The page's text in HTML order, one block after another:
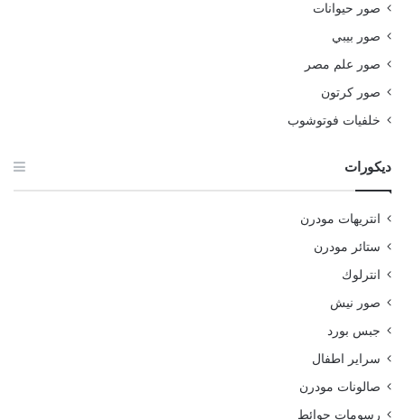
صور حيوانات
صور بيبي
صور علم مصر
صور كرتون
خلفيات فوتوشوب
ديكورات
انتريهات مودرن
ستائر مودرن
انترلوك
صور نيش
جبس بورد
سراير اطفال
صالونات مودرن
رسومات حوائط